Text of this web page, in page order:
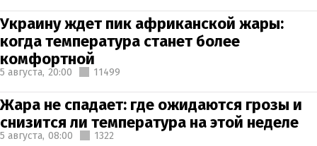
Украину ждет пик африканской жары:
когда температура станет более
комфортной
5 августа, 20:00 11499
Жара не спадает: где ожидаются грозы и
снизится ли температура на этой неделе
5 августа, 08:00 1322